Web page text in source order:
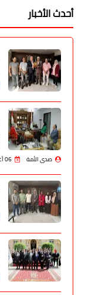
أحدث الأخبار
صدى الأمة 06 أغسطس 2026